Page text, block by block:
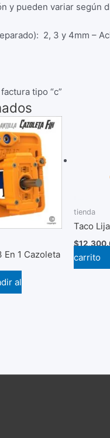
y pueden variar según
2, 3 y 4mm –
tipo “c”
1 Cazoleta
al
tienda
Taco
$
carrito